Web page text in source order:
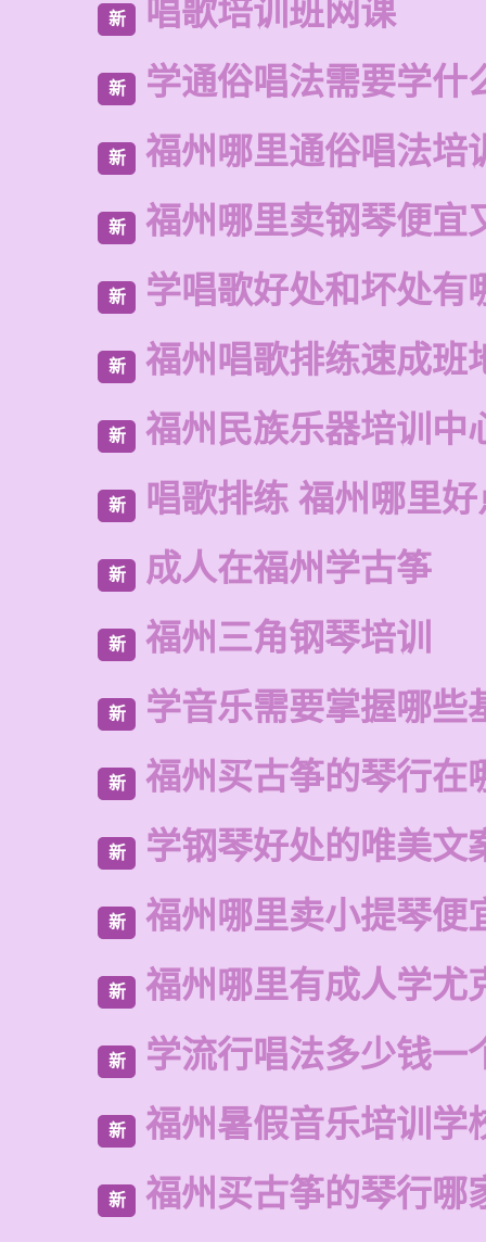
新 唱歌培训班网课
新 学通俗唱法需要学什
新 福州哪里通俗唱法培
新 福州哪里卖钢琴便宜
新 学唱歌好处和坏处有
新 福州唱歌排练速成班
新 福州民族乐器培训中
新 唱歌排练 福州哪里
新 成人在福州学古筝
新 福州三角钢琴培训
新 学音乐需要掌握哪些
新 福州买古筝的琴行在
新 学钢琴好处的唯美文
新 福州哪里卖小提琴便
新 福州哪里有成人学尤
新 学流行唱法多少钱一
新 福州暑假音乐培训学
新 福州买古筝的琴行哪